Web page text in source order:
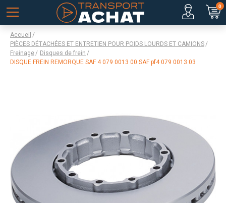
Accueil
PIÈCES DÉTACHÉES ET ENTRETIEN POUR POIDS LOURDS ET CAMIONS
Freinage
Disques de frein
DISQUE FREIN REMORQUE SAF 4 079 0013 00 SAF pf4 079 0013 03
0